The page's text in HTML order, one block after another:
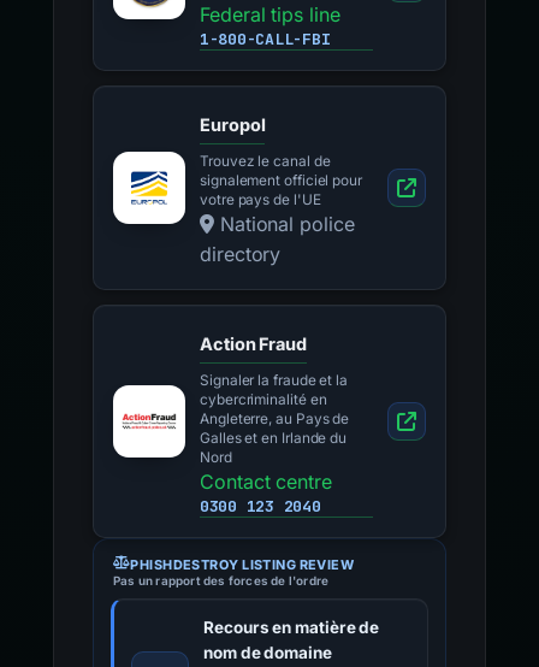
Federal tips line
1-800-CALL-FBI
Europol
Trouvez le canal de
signalement officiel pour
votre pays de l'UE
National police
directory
Action Fraud
Signaler la fraude et la
cybercriminalité en
Angleterre, au Pays de
Galles et en Irlande du
Nord
Contact centre
0300 123 2040
PHISHDESTROY LISTING REVIEW
Pas un rapport des forces de l'ordre
Recours en matière de
nom de domaine